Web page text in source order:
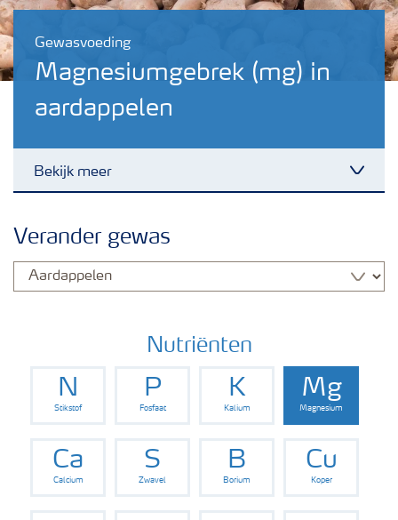
Gewasvoeding
Magnesiumgebrek (mg) in
aardappelen
Bekijk meer
Gewassen
Toolbox
Grow the future
Verander gewas
Nutriënten
N
Stikstof
P
Fosfaat
K
Kalium
Mg
Magnesium
Ca
Calcium
S
Zwavel
B
Borium
Cu
Koper